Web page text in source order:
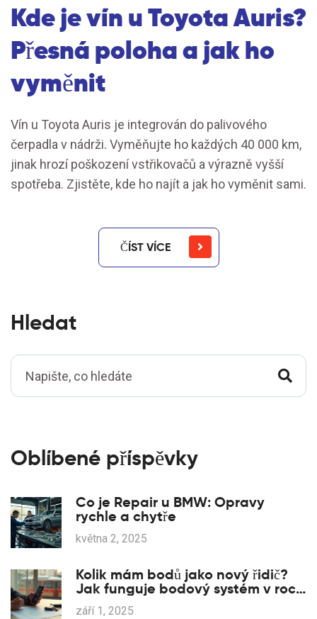
Kde je vín u Toyota Auris?
Přesná poloha a jak ho
vyměnit
Vín u Toyota Auris je integrován do palivového
čerpadla v nádrži. Vyměňujte ho každých 40 000 km,
jinak hrozí poškození vstřikovačů a výrazně vyšší
spotřeba. Zjistěte, kde ho najít a jak ho vyměnit sami.
ČÍST VÍCE
Hledat
Oblíbené příspěvky
Co je Repair u BMW: Opravy
rychle a chytře
května 2, 2025
Kolik mám bodů jako nový řidič?
Jak funguje bodový systém v roce
2025 a jak si body zkontrolovat
září 1, 2025